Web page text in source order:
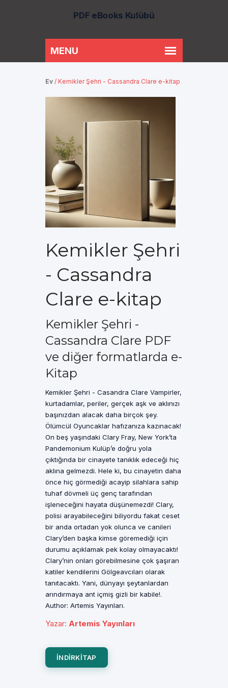
PDF eBooks Kulübü
Ev / Kemikler Şehri - Cassandra Clare e-kitap
Kemikler Şehri
- Cassandra
Clare e-kitap
Kemikler Şehri -
Cassandra Clare PDF
ve diğer formatlarda e-
Kitap
Kemikler Şehri - Casandra Clare Vampirler,
kurtadamlar, periler, gerçek aşk ve aklınızı
başınızdan alacak daha birçok şey.
Ölümcül Oyuncaklar hafızanıza kazınacak!
On beş yaşındaki Clary Fray, New York’ta
Pandemonium Kulüp’e doğru yola
çıktığında bir cinayete tanıklık edeceği hiç
aklına gelmezdi. Hele ki, bu cinayetin daha
önce hiç görmediği acayip silahlara sahip
tuhaf dövmeli üç genç tarafından
işleneceğini hayata düşünemezdi! Clary,
polisi arayabileceğini biliyordu fakat ceset
bir anda ortadan yok olunca ve canileri
Clary’den başka kimse göremediği için
durumu açıklamak pek kolay olmayacaktı!
Clary’nin onları görebilmesine çok şaşıran
katiler kendilerini Gölgeavcıları olarak
tanıtacaktı. Yani, dünyayı şeytanlardan
arındırmaya ant içmiş gizli bir kabile!.
Author: Artemis Yayınları.
Yazar: Artemis Yayınları
INDIRKITAP